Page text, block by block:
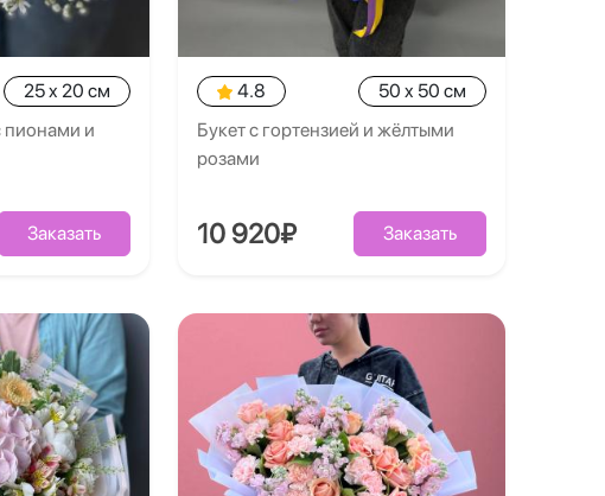
25 x 20 см
пионами и
Заказать
4.8
50 x 50 см
Букет с гортензией и жёлтыми
розами
10 920₽ Заказать